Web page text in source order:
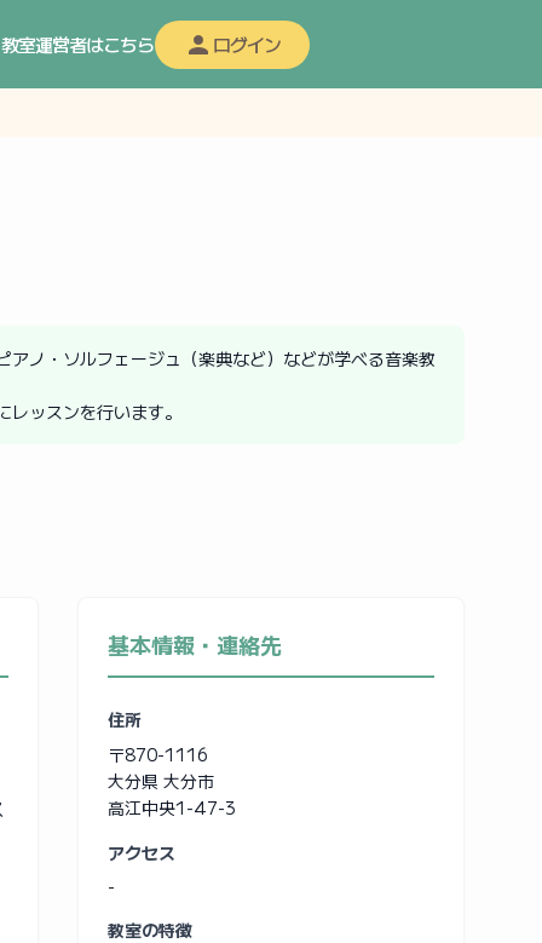
教室運営者はこちら ログイン
ノ・ソルフェージュ（楽典など）などが学べる音楽教
ッスンを行います。
基本情報・連絡先
住所
〒870-1116
大分県 大分市
高江中央1-47-3
アクセス
-
教室の特徴